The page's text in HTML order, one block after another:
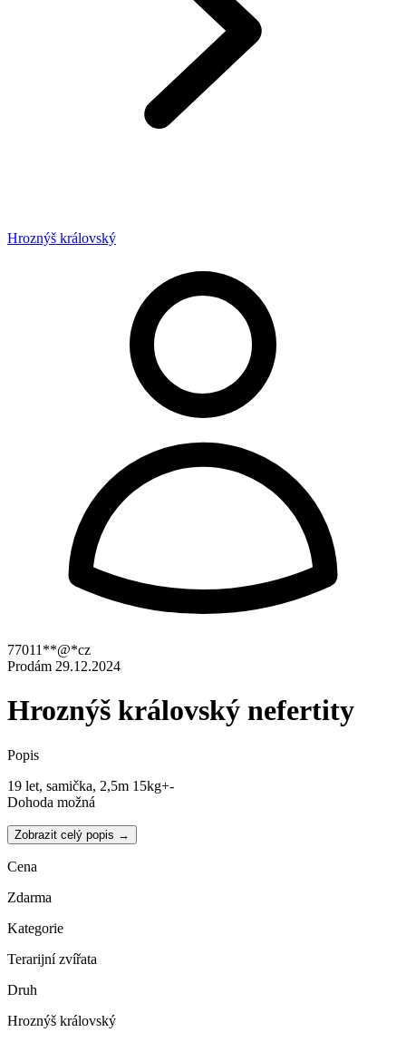
Hroznýš královský
77011**@*cz
Prodám 29.12.2024
Hroznýš královský nefertity
Popis
19 let, samička, 2,5m 15kg+-
Dohoda možná
Zobrazit celý popis →
Cena
Zdarma
Kategorie
Terarijní zvířata
Druh
Hroznýš královský